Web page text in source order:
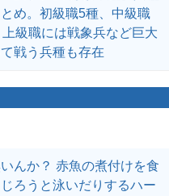
とめ。初級職5種、中級職
級職には戦象兵など巨大
戦う兵種も存在
んか？ 赤魚の煮付けを食
ろうと泳いだりするハー